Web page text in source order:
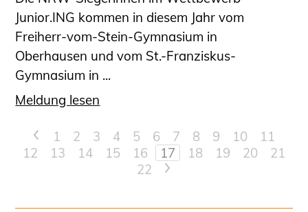
Junior.ING kommen in diesem Jahr vom
Freiherr-vom-Stein-Gymnasium in
Oberhausen und vom St.-Franziskus-
Gymnasium in ...
Meldung lesen
< 1 2 3 4 5 6 7 8 9 10
11
12
13 14 15 16 17 18 19 20
21
22
>